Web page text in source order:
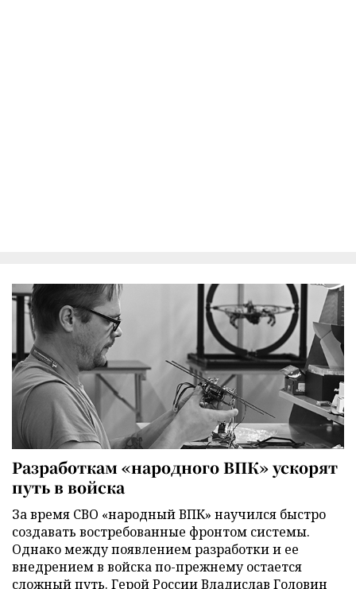
Разработкам «народного ВПК» ускорят
путь в войска
За время СВО «народный ВПК» научился быстро
создавать востребованные фронтом системы.
Однако между появлением разработки и ее
внедрением в войска по-прежнему остается
сложный путь. Герой России Владислав Головин